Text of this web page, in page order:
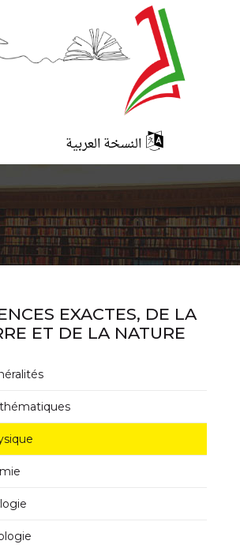
النسخة العربية
EXACTES, DE LA
ET DE LA NATURE